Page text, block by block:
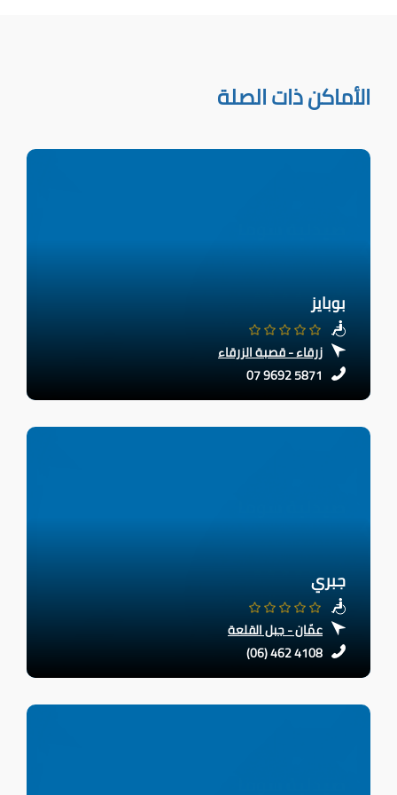
الأماكن ذات الصلة
بوبايز
زرقاء - قصبة الزرقاء
07 9692 5871
جبري
عمّان - جبل القلعة
(06) 462 4108